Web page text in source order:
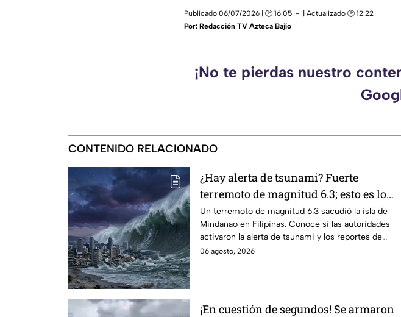
Publicado 06/07/2026 | 🕑 16:05
| Actualizado 🕑 12:22
Por: Redacción TV Azteca Bajío
¡No te pierdas nuestro
CONTENIDO RELACIONADO
¿Hay alerta de tsunami? Fuerte
terremoto de magnitud 6.3; esto es lo
que se sabe
Un terremoto de magnitud 6.3 sacudió la isla de
Mindanao en Filipinas. Conoce si las autoridades
activaron la alerta de tsunami y los reportes de
daños.
06 agosto, 2026
¡En cuestión de segundos! Se armaron